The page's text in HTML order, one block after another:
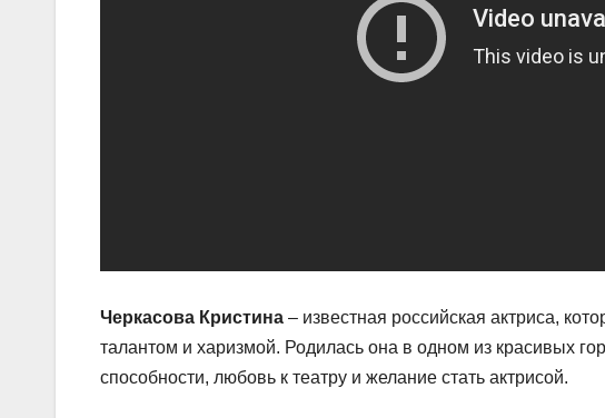
Черкасова Кристина – известная российская актриса,
талантом и харизмой. Родилась она в одном из красивых
способности, любовь к театру и желание стать актрисой.